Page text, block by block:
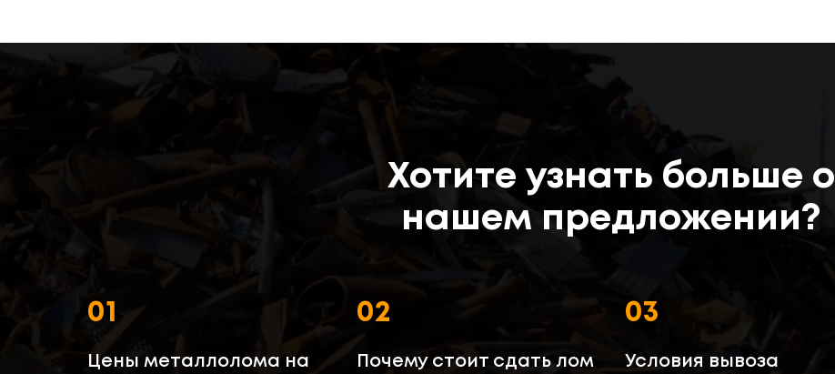
Хотите узнать больше о
нашем предложении?
01
Цены металлолома на
02
Почему стоит сдать лом
03
Условия вывоза